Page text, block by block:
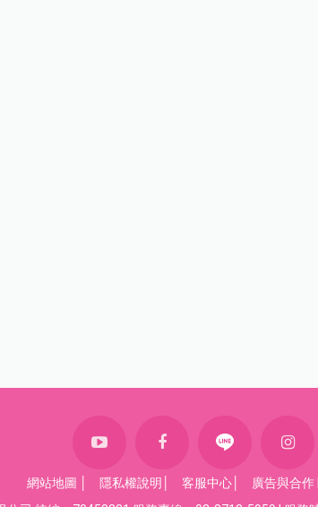
網站地圖 隱私權說明 客服中心 廣告與合作